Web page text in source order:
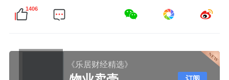
1406
《乐居财经精选》